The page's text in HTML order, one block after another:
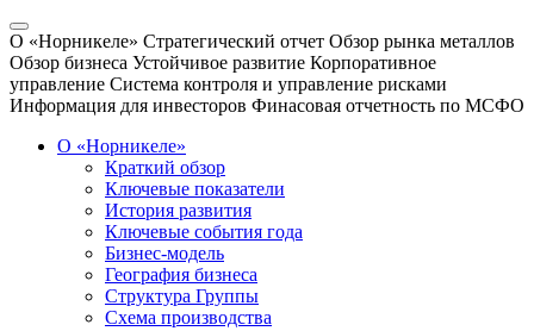
О «Норникеле» Стратегический отчет Обзор рынка металлов
Обзор бизнеса Устойчивое развитие Корпоративное
управление Система контроля и управление рисками
Информация для инвесторов Финасовая отчетность по МСФО
О «Норникеле»
Краткий обзор
Ключевые показатели
История развития
Ключевые события года
Бизнес-модель
География бизнеса
Структура Группы
Схема производства